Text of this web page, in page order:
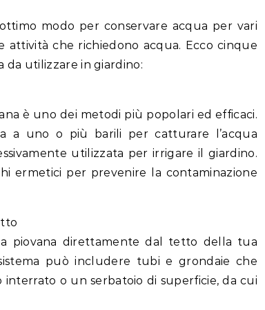
modo per conservare acqua per vari
attività che richiedono acqua. Ecco cinque
da utilizzare in giardino:
è uno dei metodi più popolari ed efficaci.
a uno o più barili per catturare l’acqua
utilizzata per irrigare il giardino.
ermetici per prevenire la contaminazione
piovana direttamente dal tetto della tua
può includere tubi e grondaie che
interrato o un serbatoio di superficie, da cui